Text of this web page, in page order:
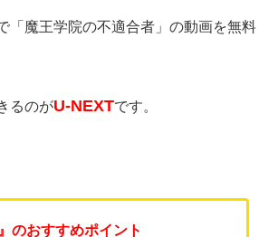
「魔王学院の不適合者」の動画を無料
るのがU-NEXTです。
のおすすめポイント